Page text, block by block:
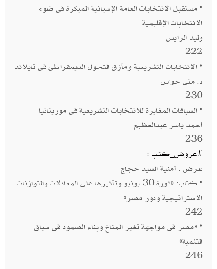
• مستقبل الانتخابات العامة الإسبانية المبكرة فى ضوء
الانتخابات الإقليمية
وليد الرايس
222
• الانتخابات التشريعية ومأزق التحول الديمقراطى فى تايلاند
د. منى حواس
230
• السياقات المغايرة للانتخابات التشريعية فى موريتانيا
أحمد ياسر عبدالعظيم
236
#عروض_كتـب :
عـرض : أمنية السيد حجاج
• كتاب: «ثورة 30 يونيو وتأثيرها على المعادلات والتوازنات
الاستراتيجية ودور مصر»
242
• «مصر فى مواجهة تغير المناخ وبناء الصمود فى سياق
التنمية»
246